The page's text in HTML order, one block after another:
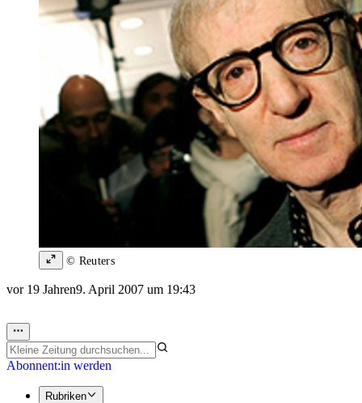
© Reuters
vor 19 Jahren9. April 2007 um 19:43
Abonnent:in werden
Rubriken